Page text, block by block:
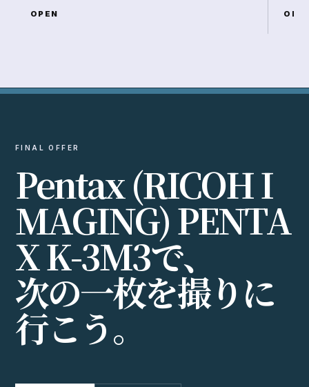
OPEN
FINAL OFFER
Pentax(RICOHI
MAGING)PENTA
XK-3M3で、
次の一枚を撮りに
行こう。